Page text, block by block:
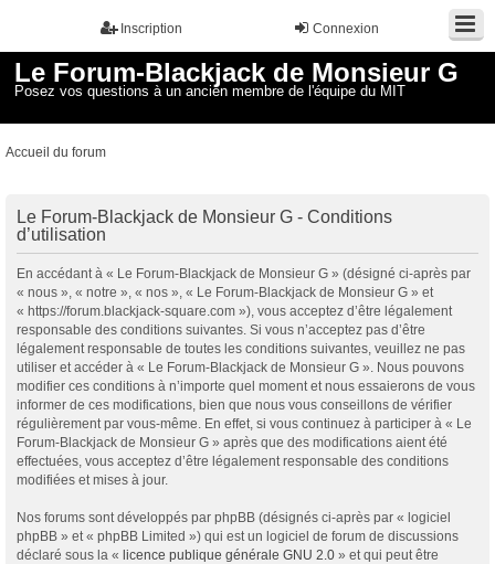
Connexion
Inscription
Le Forum-Blackjack de Monsieur G
Posez vos questions à un ancien membre de l'équipe du MIT
Accueil du forum
Le Forum-Blackjack de Monsieur G - Conditions
d’utilisation
En accédant à « Le Forum-Blackjack de Monsieur G » (désigné ci-après par
« nous », « notre », « nos », « Le Forum-Blackjack de Monsieur G » et
« https://forum.blackjack-square.com »), vous acceptez d’être légalement
responsable des conditions suivantes. Si vous n’acceptez pas d’être
légalement responsable de toutes les conditions suivantes, veuillez ne pas
utiliser et accéder à « Le Forum-Blackjack de Monsieur G ». Nous pouvons
modifier ces conditions à n’importe quel moment et nous essaierons de vous
informer de ces modifications, bien que nous vous conseillons de vérifier
régulièrement par vous-même. En effet, si vous continuez à participer à « Le
Forum-Blackjack de Monsieur G » après que des modifications aient été
effectuées, vous acceptez d’être légalement responsable des conditions
modifiées et mises à jour.
Nos forums sont développés par phpBB (désignés ci-après par « logiciel
phpBB » et « phpBB Limited ») qui est un logiciel de forum de discussions
déclaré sous la « licence publique générale GNU 2.0 » et qui peut être